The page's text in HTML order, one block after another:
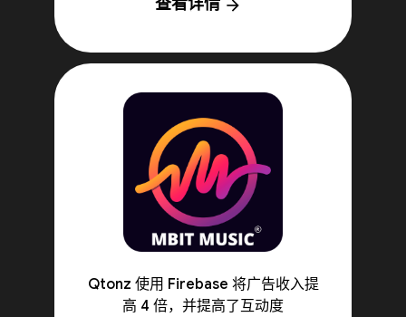
arrow_forward
Qtonz 使用 Firebase 将广告收入提
高 4 倍，并提高了互动度